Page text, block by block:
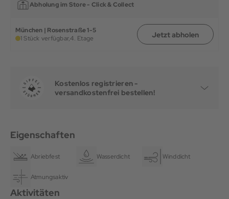
Abholung im Store - Click & Collect
München | Rosenstraße 1-5
1 Stück verfügbar,4. Etage Jetzt abholen
Kostenlos registrieren -
versandkostenfrei bestellen!
Eigenschaften
Abriebfest Wasserdicht Winddicht
Atmungsaktiv
Aktivitäten